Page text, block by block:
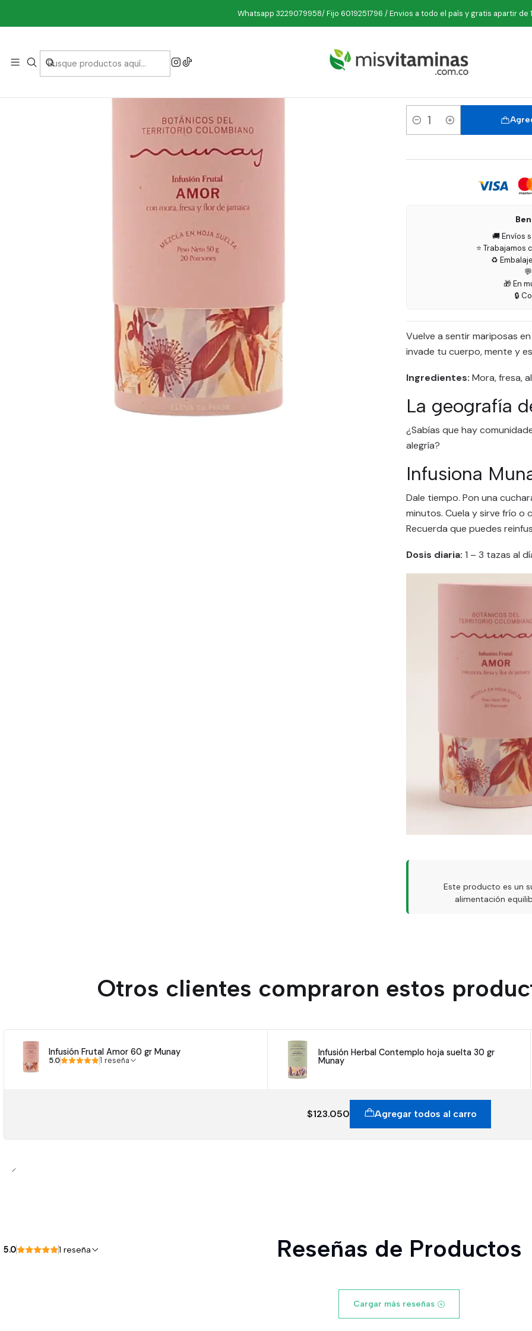
Whatsapp 3229079958/ Fijo 6019251796 / Envios a todo el país y gratis apartir de
Inicio Comestibles Té Infusión Frutal Amor 60 gr Munay
Infusión
Cantidad
🚚 Envíos
⭐
♻️
🎁 En
🔒
Vuelve a sentir mariposas
invade tu cuerpo, mente y
Ingredientes: Mora, fresa,
La geografía
¿Sabías que hay
alegría?
Infusiona
Dale tiempo. Pon una
minutos. Cuela y sirve frío o
Recuerda que puedes
Dosis diaria: 1 – 3 tazas al
Este producto es un
alimentación
Otros clientes compraron estos
Infusión Frutal Amor 60 gr Munay
5.0 1 reseña
Infusión Herbal Contemplo hoja suelta 30 gr
Munay
$123.050 Agregar todos al carro
Reseñas de Productos
5.0 1 reseña
Cargar más reseñas